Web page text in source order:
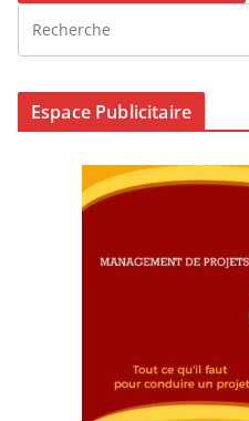
Espace Publicitaire